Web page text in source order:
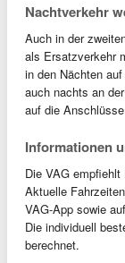
Nachtverkehr
Auch in der
als Ersatzverkehr
in den Nächten
auch nachts an
auf die
Informationen
Die VAG
Aktuelle
VAG-App sowie
Die individuell
berechnet.